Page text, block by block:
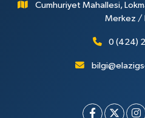
Cumhuriyet Mahallesi,
Merkez /
0 (424)